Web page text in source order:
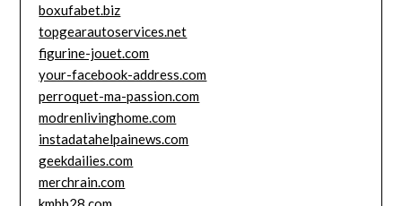
boxufabet.biz
topgearautoservices.net
figurine-jouet.com
your-facebook-address.com
perroquet-ma-passion.com
modrenlivinghome.com
instadatahelpainews.com
geekdailies.com
merchrain.com